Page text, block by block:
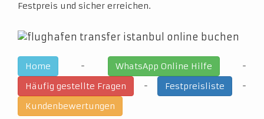
Festpreis und sicher erreichen.
Home - WhatsApp Online Hilfe
-
Häufig gestellte Fragen
- Festpreisliste
-
Kundenbewertungen